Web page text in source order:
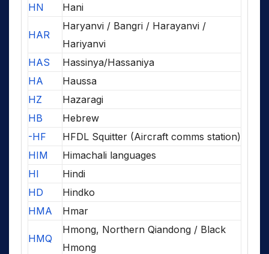
HN
Hani
HAR
Haryanvi / Bangri / Harayanvi /
Hariyanvi
HAS
Hassinya/Hassaniya
HA
Haussa
HZ
Hazaragi
HB
Hebrew
-HF
HFDL Squitter (Aircraft comms station)
HIM
Himachali languages
HI
Hindi
HD
Hindko
HMA
Hmar
HMQ
Hmong, Northern Qiandong / Black
Hmong